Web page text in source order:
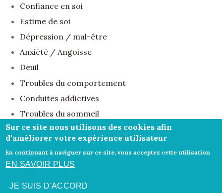
Confiance en soi
Estime de soi
Dépression / mal-être
Anxièté / Angoisse
Deuil
Troubles du comportement
Conduites addictives
Troubles du sommeil
Maladies et troubles psychosomatiques
Honoraires-Mentions légales
Sur ce site nous utilisons des cookies afin
d'améliorer votre expérience utilisateur
En continuant à naviguer sur ce site, vous acceptez cette utilisation
EN SAVOIR PLUS
JE SUIS D'ACCORD